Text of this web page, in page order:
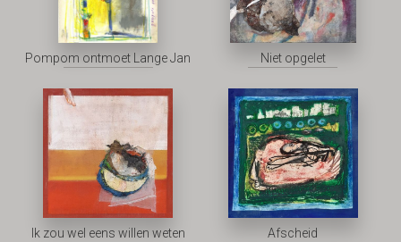
Pompom ontmoet Lange Jan Niet opgelet
Ik zou wel eens willen weten Afscheid